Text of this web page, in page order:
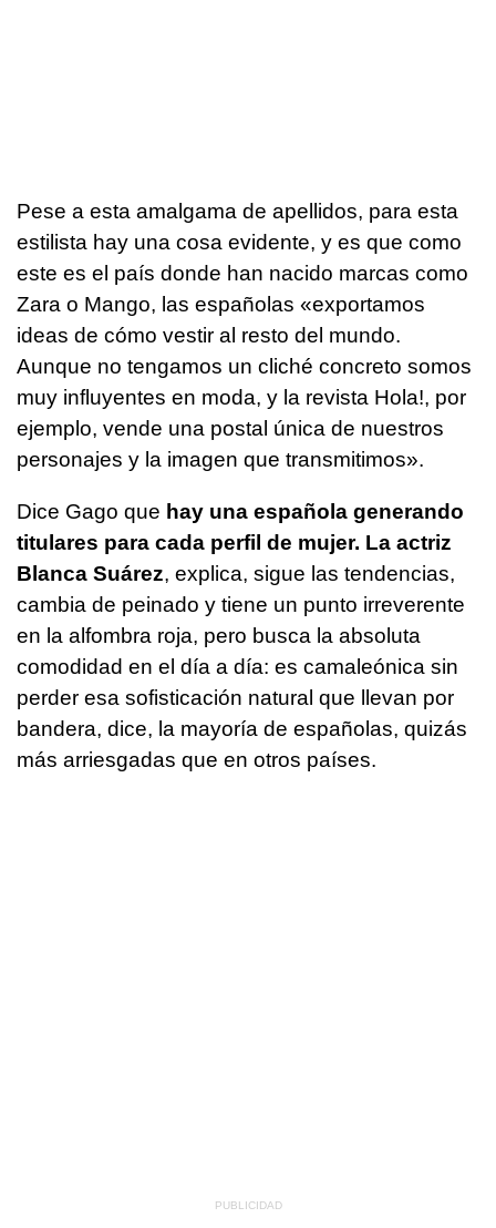
Pese a esta amalgama de apellidos, para esta
estilista hay una cosa evidente, y es que como
este es el país donde han nacido marcas como
Zara o Mango, las españolas «exportamos
ideas de cómo vestir al resto del mundo.
Aunque no tengamos un cliché concreto somos
muy influyentes en moda, y la revista Hola!, por
ejemplo, vende una postal única de nuestros
personajes y la imagen que transmitimos».
Dice Gago que hay una española generando
titulares para cada perfil de mujer. La actriz
Blanca Suárez, explica, sigue las tendencias,
cambia de peinado y tiene un punto irreverente
en la alfombra roja, pero busca la absoluta
comodidad en el día a día: es camaleónica sin
perder esa sofisticación natural que llevan por
bandera, dice, la mayoría de españolas, quizás
más arriesgadas que en otros países.